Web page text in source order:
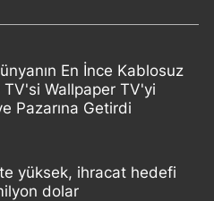
En İnce Kablosuz
TV'si Wallpaper TV'yi
Pazarına Getirdi
yüksek, ihracat hedefi
dolar